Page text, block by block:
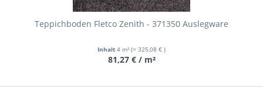
Teppichboden Fletco Zenith - 371350 Auslegware
Inhalt 4 m² (= 325,08 € )
81,27 € / m²